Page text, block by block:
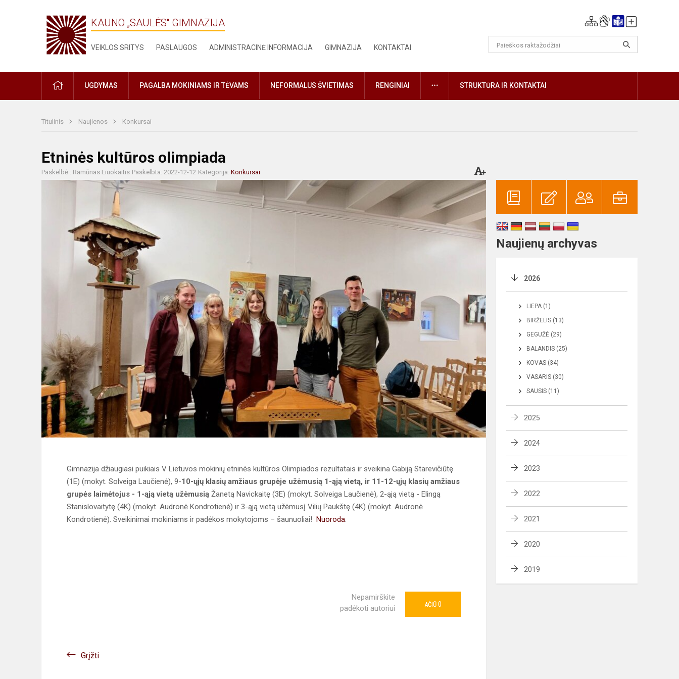
KAUNO „SAULĖS“ GIMNAZIJA
VEIKLOS SRITYS PASLAUGOS ADMINISTRACINĖ INFORMACIJA GIMNAZIJA KONTAKTAI
PRADŽIAUGDYMAS PAGALBA MOKINIAMS IR TĖVAMS NEFORMALUS ŠVIETIMAS RENGINIAI DAUGIAUSTRUKTŪRA IR KONTAKTAI
Titulinis Naujienos Konkursai
Etninės kultūros olimpiada
Paskelbė : Ramūnas Liuokaitis Paskelbta: 2022-12-12 Kategorija: Konkursai
Gimnazija džiaugiasi puikiais V Lietuvos mokinių etninės kultūros Olimpiados rezultatais ir sveikina Gabiją Starevičiūtę
(1E) (mokyt. Solveiga Laučienė), 9-10-ųjų klasių amžiaus grupėje užėmusią 1-ąją vietą, ir 11-12-ųjų klasių amžiaus
grupės laimėtojus - 1-ąją vietą užėmusią Žanetą Navickaitę (3E) (mokyt. Solveiga Laučienė), 2-ąją vietą - Elingą
Stanislovaitytę (4K) (mokyt. Audronė Kondrotienė) ir 3-ąją vietą užėmusį Vilių Paukštę (4K) (mokyt. Audronė
Kondrotienė). Sveikinimai mokiniams ir padėkos mokytojoms – šaunuoliai!
Nuoroda.
Nepamirškite
padėkoti autoriui
AČIŪ 0
Grįžti
Naujienų archyvas
2026
LIEPA (1)
BIRŽELIS (13)
GEGUŽĖ (29)
BALANDIS (25)
KOVAS (34)
VASARIS (30)
SAUSIS (11)
2025
2024
2023
2022
2021
2020
2019